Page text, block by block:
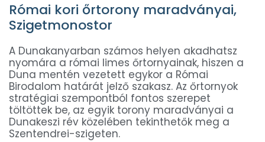
Római kori őrtorony maradványai,
Szigetmonostor
A Dunakanyarban számos helyen akadhatsz
nyomára a római limes őrtornyainak, hiszen a
Duna mentén vezetett egykor a Római
Birodalom határát jelző szakasz. Az őrtornyok
stratégiai szempontból fontos szerepet
töltöttek be, az egyik torony maradványai a
Dunakeszi rév közelében tekinthetők meg a
Szentendrei-szigeten.